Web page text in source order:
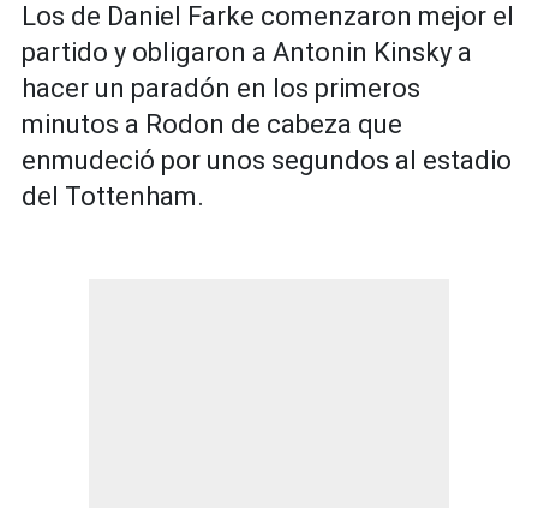
Los de Daniel Farke comenzaron mejor el
partido y obligaron a Antonin Kinsky a
hacer un paradón en los primeros
minutos a Rodon de cabeza que
enmudeció por unos segundos al estadio
del Tottenham.